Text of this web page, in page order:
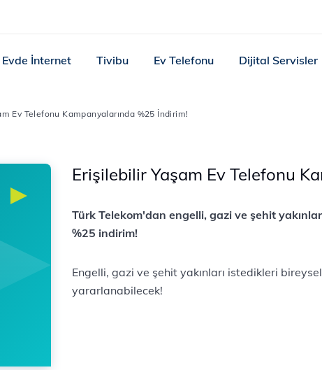
Evde İnternet Tivibu Ev Telefonu Dijital Servisler
Ev Telefonu Kampanyalarında %25 İndirim!
Erişilebilir Yaşam Ev Telefonu
​​​​​​​​​​​​​​​​​​​Türk Telekom'dan engelli, gazi ve şehit
%25 indirim!
Engelli, gazi ve şehit yak​​​ınları istedikleri
yararlanabilecek!